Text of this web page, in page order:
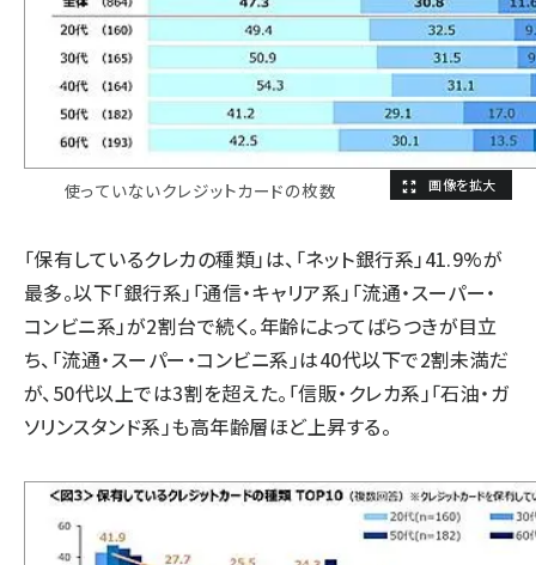
使っていないクレジットカードの枚数
「保有しているクレカの種類」は、「ネット銀行系」41.9%が
最多。以下「銀行系」「通信・キャリア系」「流通・スーパー・
コンビニ系」が2割台で続く。年齢によってばらつきが目立
ち、「流通・スーパー・コンビニ系」は40代以下で2割未満だ
が、50代以上では3割を超えた。「信販・クレカ系」「石油・ガ
ソリンスタンド系」も高年齢層ほど上昇する。